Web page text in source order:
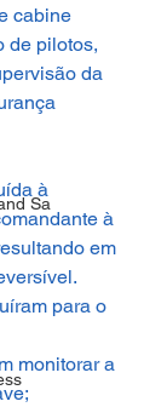
Sa
cabine
de pilotos,
da
à
à
em
para o
monitorar a